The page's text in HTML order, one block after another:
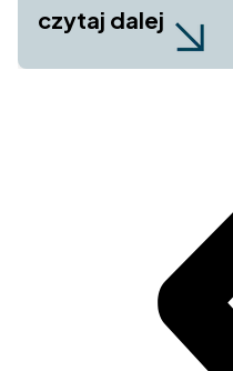
czytaj dalej